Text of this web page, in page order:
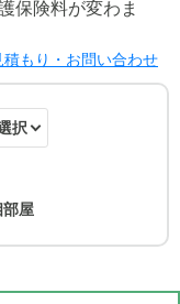
保険料が変わま
もり・お問い合わせ
部屋